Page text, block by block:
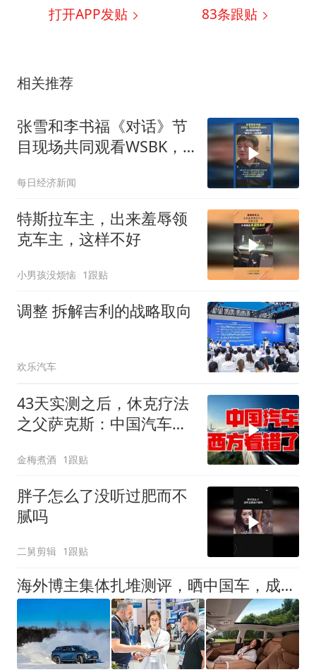
打开APP发贴 83条跟贴
相关推荐
张雪和李书福《对话》节
目现场共同观看WSBK，
每日经济新闻
特斯拉车主，出来羞辱领
克车主，这样不好
小男孩没烦恼 1跟贴
调整 拆解吉利的战略取向
欢乐汽车
43天实测之后，休克疗法
之父萨克斯：中国汽车，
金梅煮酒 1跟贴
胖子怎么了没听过肥而不
腻吗
二舅剪辑 1跟贴
海外博主集体扎堆测评，晒中国车，成为了全球“流量密码”？